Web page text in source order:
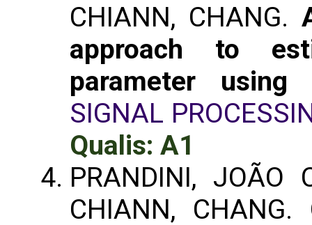
CHIANN, CHANG.
approach to
parameter using
SIGNAL
Qualis: A1
PRANDINI, JOÃO
CHIANN, CHANG.